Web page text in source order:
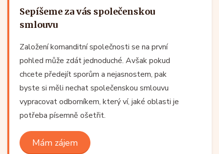
Sepíšeme za vás společenskou
smlouvu
Založení komanditní společnosti se na první
pohled může zdát jednoduché. Avšak pokud
chcete předejít sporům a nejasnostem, pak
byste si měli nechat společenskou smlouvu
vypracovat odborníkem, který ví, jaké oblasti je
potřeba písemně ošetřit.
Mám zájem